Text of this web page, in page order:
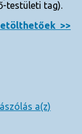
testületi tag).
>>
a(z)